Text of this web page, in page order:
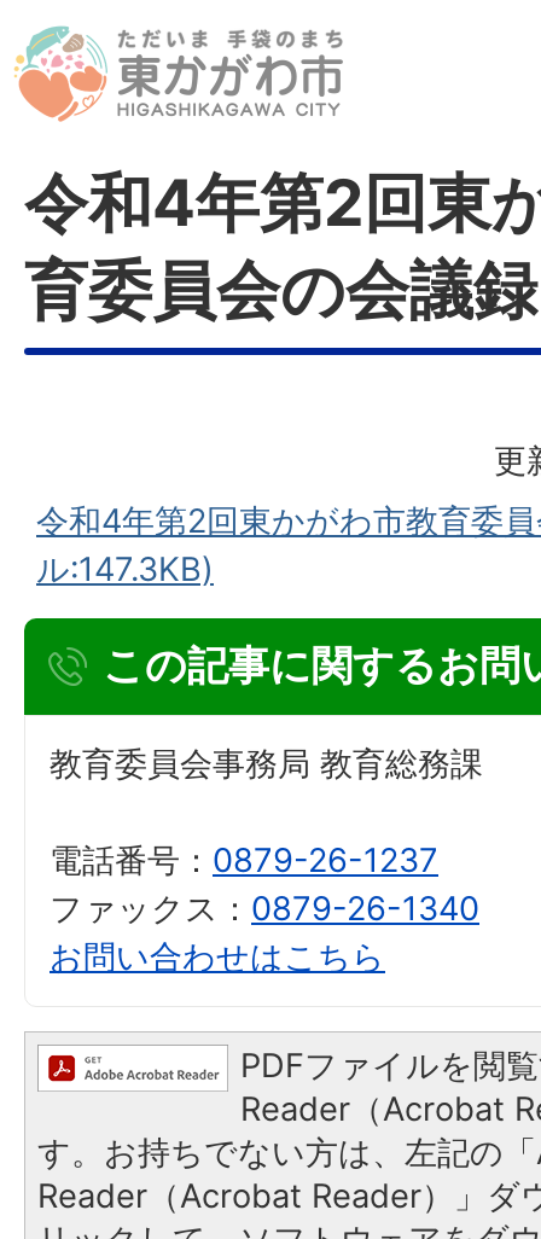
令和4年第2回東
育委員会の会議
更
令和4年第2回東かがわ市教育委
ル:147.3KB)
この記事に関するお問
教育委員会事務局 教育総務課
電話番号： 0879-26-1237
ファックス： 0879-26-1340
お問い合わせはこちら
PDFファイルを閲
Reader（Acrobat
す。お持ちでない方は、左記の
Reader（Acrobat Reader）」ダ